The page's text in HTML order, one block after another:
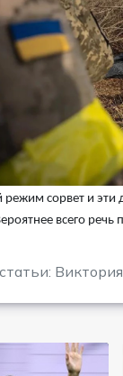
режим сорвет и
всего речь